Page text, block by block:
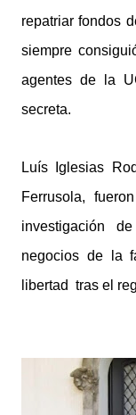
repatriar fondos
siempre
agentes de la
secreta.
Luís Iglesias
Ferrusola,
investigación
negocios de la
libertad tras el